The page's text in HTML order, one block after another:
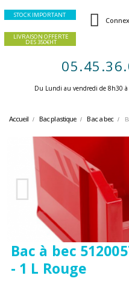
STOCK IMPORTANT
LIVRAISON OFFERTE
DES 350€HT
Du Lundi au vendredi de 8h30
Accueil Bac plastique Bac a bec
Bac à bec
- 1 L Rouge